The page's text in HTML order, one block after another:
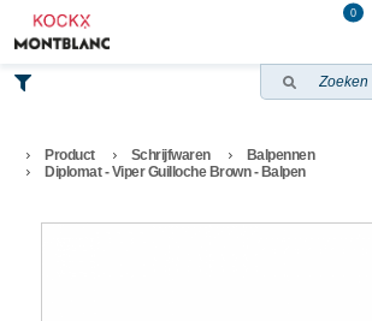
0
Product Schrijfwaren
Balpennen
Diplomat - Viper Guilloche Brown - Balpen